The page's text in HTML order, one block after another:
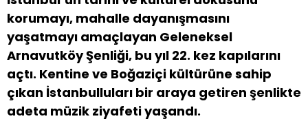
korumayı, mahalle dayanışmasını
yaşatmayı amaçlayan Geleneksel
Arnavutköy Şenliği, bu yıl 22. kez kapılarını
açtı. Kentine ve Boğaziçi kültürüne sahip
çıkan İstanbulluları bir araya getiren şenlikte
adeta müzik ziyafeti yaşandı.